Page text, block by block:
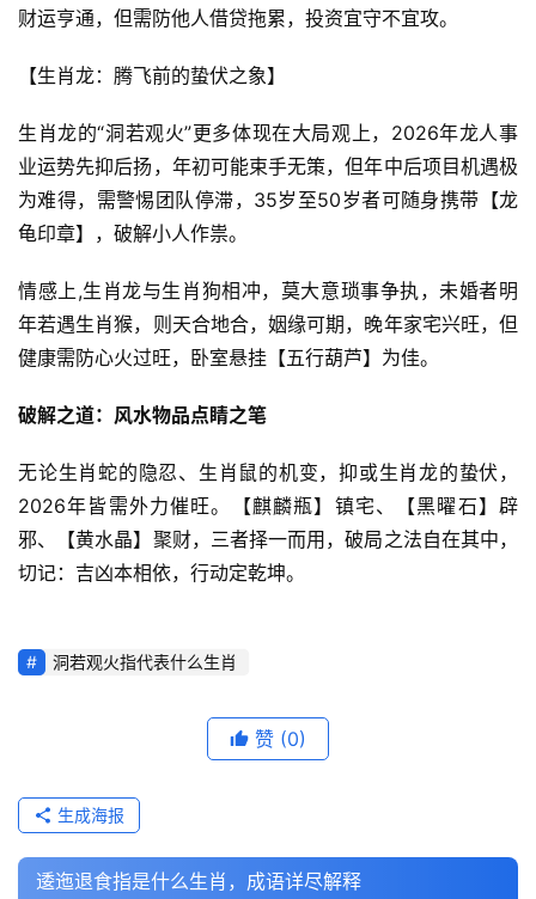
财运亨通，但需防他人借贷拖累，投资宜守不宜攻。
【生肖龙：腾飞前的蛰伏之象】
生肖龙的“洞若观火”更多体现在大局观上，2026年龙人事
业运势先抑后扬，年初可能束手无策，但年中后项目机遇极
为难得，需警惕团队停滞，35岁至50岁者可随身携带【龙
龟印章】，破解小人作祟。
情感上,生肖龙与生肖狗相冲，莫大意琐事争执，未婚者明
年若遇生肖猴，则天合地合，姻缘可期，晚年家宅兴旺，但
健康需防心火过旺，卧室悬挂【五行葫芦】为佳。
破解之道：风水物品点睛之笔
无论生肖蛇的隐忍、生肖鼠的机变，抑或生肖龙的蛰伏，
2026年皆需外力催旺。【麒麟瓶】镇宅、【黑曜石】辟
邪、【黄水晶】聚财，三者择一而用，破局之法自在其中，
切记：吉凶本相依，行动定乾坤。
洞若观火指代表什么生肖
赞 (0)
生成海报
逶迤退食指是什么生肖，成语详尽解释